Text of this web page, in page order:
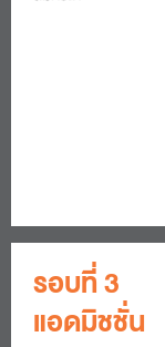
รอบที่ 3
แอดมิชชั่น